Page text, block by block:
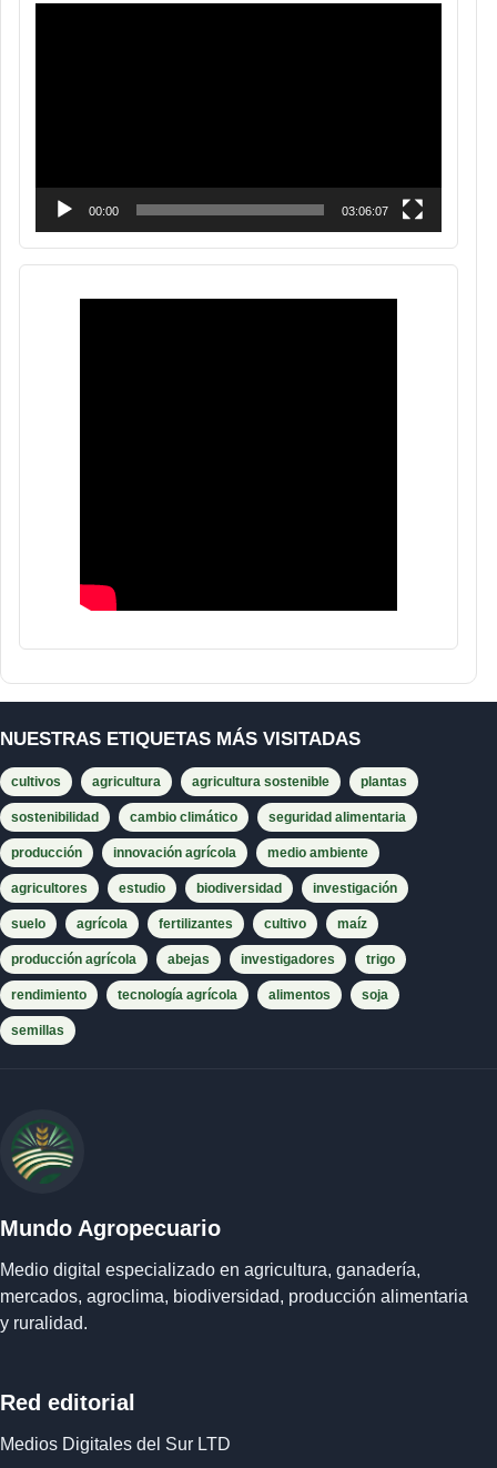
00:00 03:06:07
NUESTRAS ETIQUETAS MÁS VISITADAS
cultivos agricultura agricultura sostenible plantas
sostenibilidad cambio climático seguridad alimentaria
producción innovación agrícola medio ambiente
agricultores estudio biodiversidad investigación
suelo agrícola fertilizantes cultivo maíz
producción agrícola abejas investigadores trigo
rendimiento tecnología agrícola alimentos soja
semillas
Mundo Agropecuario
Medio digital especializado en agricultura, ganadería,
mercados, agroclima, biodiversidad, producción alimentaria
y ruralidad.
Red editorial
Medios Digitales del Sur LTD